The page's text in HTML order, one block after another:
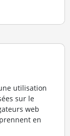
utilisation
sur le
web
en